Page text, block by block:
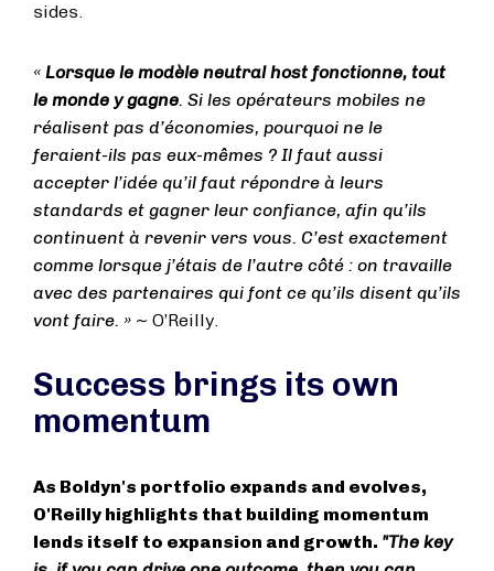
sides.
« Lorsque le modèle neutral host fonctionne, tout
le monde y gagne. Si les opérateurs mobiles ne
réalisent pas d’économies, pourquoi ne le
feraient-ils pas eux-mêmes ? Il faut aussi
accepter l’idée qu’il faut répondre à leurs
standards et gagner leur confiance, afin qu’ils
continuent à revenir vers vous. C’est exactement
comme lorsque j’étais de l’autre côté : on travaille
avec des partenaires qui font ce qu’ils disent qu’ils
vont faire. » ~ O’Reilly.
Success brings its own
momentum
As Boldyn's portfolio expands and evolves,
O'Reilly highlights that building momentum
lends itself to expansion and growth. "The key